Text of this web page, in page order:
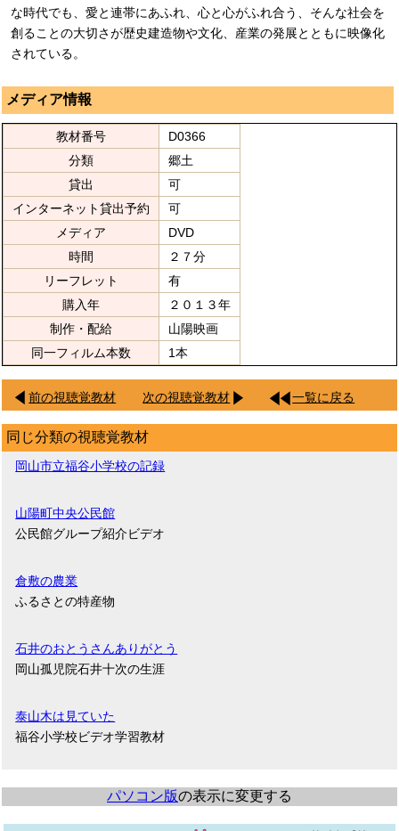
な時代でも、愛と連帯にあふれ、心と心がふれ合う、そんな社会を
創ることの大切さが歴史建造物や文化、産業の発展とともに映像化
されている。
メディア情報
教材番号
D0366
分類
郷土
貸出
可
インターネット貸出予約
可
メディア
DVD
時間
２７分
リーフレット
有
購入年
２０１３年
制作・配給
山陽映画
同一フィルム本数
1本
前の視聴覚教材 次の視聴覚教材 一覧に戻る
同じ分類の視聴覚教材
岡山市立福谷小学校の記録
山陽町中央公民館
公民館グループ紹介ビデオ
倉敷の農業
ふるさとの特産物
石井のおとうさんありがとう
岡山孤児院石井十次の生涯
泰山木は見ていた
福谷小学校ビデオ学習教材
パソコン版の表示に変更する